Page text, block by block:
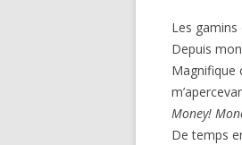
Les gamins
Depuis
Magnifique
Money!
De temps